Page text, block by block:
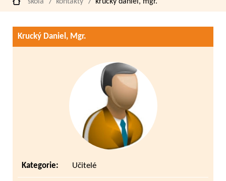
Krucký Daniel, Mgr.
Kategorie: Učitelé